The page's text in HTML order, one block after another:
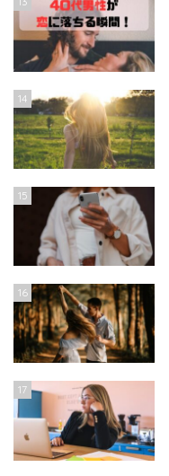
14
15
16
17